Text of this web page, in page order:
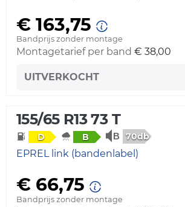
€ 163,75
Bandprijs zonder montage
Montagetarief per band € 38,00
UITVERKOCHT
155/65 R13 73 T
D B 70db
EPREL link (bandenlabel)
€ 66,75
Bandprijs zonder montage